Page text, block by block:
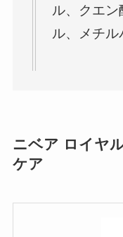
ル、クエ
ル、メチ
ニベア ロイヤ
ケア